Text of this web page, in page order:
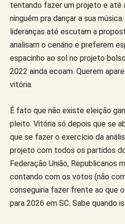
tentando fazer um projeto e até
ninguém pra dançar a sua
lideranças até escutam a
analisam o cenário e preferem
espacinho ao sol no projeto
2022 ainda ecoam. Querem
vitória.
É fato que não existe eleição
pleito. Vitória só depois que se
que se fazer o exercício da
projeto com todos os partidos
Federação União, Republicanos
contando com os votos (não
conseguiria fazer frente ao que
para 2026 em SC. Sabe quando